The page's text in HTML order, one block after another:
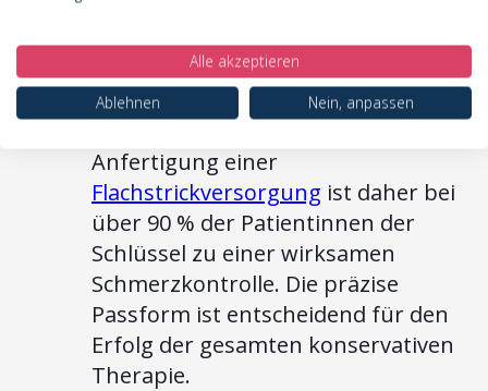
Strumpf in die weichere Haut
einschneidet, was bei Rundstrick
häufig zu Abschnürungen und
Anfertigung einer
Flachstrickversorgung ist daher bei
über 90 % der Patientinnen der
Schlüssel zu einer wirksamen
Schmerzkontrolle. Die präzise
Passform ist entscheidend für den
Erfolg der gesamten konservativen
Therapie.
Alle akzeptieren
Ablehnen
Nein, anpassen